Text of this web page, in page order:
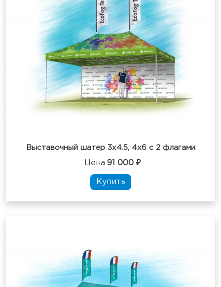
Выставочный шатер 3х4.5, 4х6 с 2 флагами
Цена 91 000 ₽
Купить